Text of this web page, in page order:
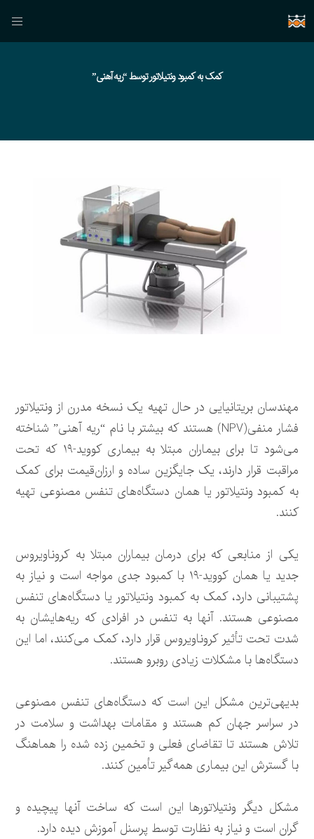
کمک به کمبود ونتیلاتور توسط “ریه آهنی”
مهندسان بریتانیایی در حال تهیه یک نسخه مدرن از ونتیلاتور
فشار منفی(NPV) هستند که بیشتر با نام “ریه آهنی” شناخته
می‌شود تا برای بیماران مبتلا به بیماری کووید-۱۹ که تحت
مراقبت قرار دارند، یک جایگزین ساده و ارزان‌قیمت برای کمک
به کمبود ونتیلاتور یا همان دستگاه‌های تنفس مصنوعی تهیه
کنند.
یکی از منابعی که برای درمان بیماران مبتلا به کروناویروس
جدید یا همان کووید-۱۹ با کمبود جدی مواجه است و نیاز به
پشتیبانی دارد، کمک به کمبود ونتیلاتور یا دستگاه‌های تنفس
مصنوعی هستند. آنها به تنفس در افرادی که ریه‌هایشان به
شدت تحت تأثیر کروناویروس قرار دارد، کمک می‌کنند، اما این
دستگاه‌ها با مشکلات زیادی روبرو هستند.
بدیهی‌ترین مشکل این است که دستگاه‌های تنفس مصنوعی
در سراسر جهان کم هستند و مقامات بهداشت و سلامت در
تلاش هستند تا تقاضای فعلی و تخمین زده شده را هماهنگ
با گسترش این بیماری همه‌گیر تأمین کنند.
مشکل دیگر ونتیلاتورها این است که ساخت آنها پیچیده و
گران است و نیاز به نظارت توسط پرسنل آموزش دیده دارد.